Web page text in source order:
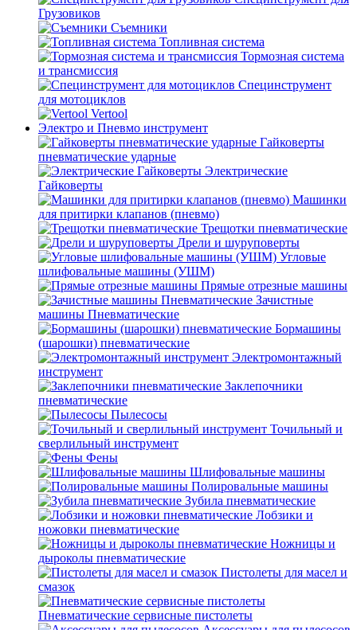
Грузовиков
Съемники
Топливная система
Тормозная система
и трансмиссия
Специнструмент
для мотоциклов
Vertool
Электро и Пневмо инструмент
Гайковерты
пневматические ударные
Электрические
Гайковерты
Машинки
для притирки клапанов (пневмо)
Трещотки пневматические
Дрели и шуруповерты
Угловые
шлифовальные машины (УШМ)
Прямые отрезные машины
Зачистные
машины Пневматические
Бормашины
(шарошки) пневматические
Электромонтажный
инструмент
Заклепочники
пневматические
Пылесосы
Точильный и
сверлильный инструмент
Фены
Шлифовальные машины
Полировальные машины
Зубила пневматические
Лобзики и
ножовки пневматические
Ножницы и
дыроколы пневматические
Пистолеты для масел и
смазок
Пневматические сервисные пистолеты